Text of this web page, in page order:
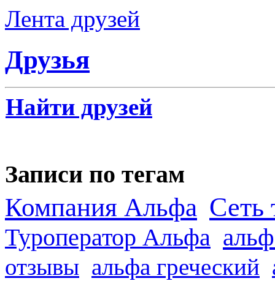
Лента друзей
Друзья
Найти друзей
Записи по тегам
Компания Альфа Сеть
Туроператор Альфа
отзывы альфа греческий